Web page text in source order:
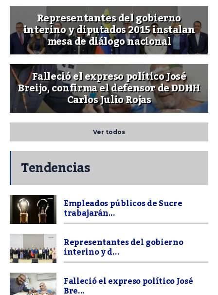
Representantes del gobierno
interino y diputados 2015 instalan
mesa de diálogo nacional
Falleció el expreso político José
Breijo, confirma el defensor de DDHH
Carlos Julio Rojas
Ver todos
Tendencias
Empleados públicos de Sucre
trabajarán...
Representantes del gobierno
interino y d...
Falleció el expreso político José
Bre...